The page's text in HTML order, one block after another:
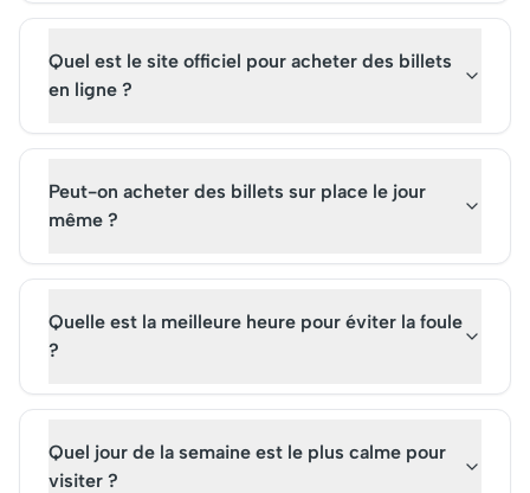
la ville. Achetez vos
de ce monument
Quel est le site officiel pour acheter des billets
en ligne ?
Peut-on acheter des billets sur place le jour
même ?
Quelle est la meilleure heure pour éviter la foule
?
Quel jour de la semaine est le plus calme pour
visiter ?